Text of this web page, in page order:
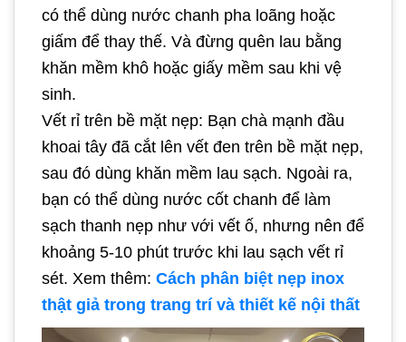
có thể dùng nước chanh pha loãng hoặc
giấm để thay thế. Và đừng quên lau bằng
khăn mềm khô hoặc giấy mềm sau khi vệ
sinh.
Vết rỉ trên bề mặt nẹp: Bạn chà mạnh đầu
khoai tây đã cắt lên vết đen trên bề mặt nẹp,
sau đó dùng khăn mềm lau sạch. Ngoài ra,
bạn có thể dùng nước cốt chanh để làm
sạch thanh nẹp như với vết ố, nhưng nên để
khoảng 5-10 phút trước khi lau sạch vết rỉ
sét. Xem thêm: Cách phân biệt nẹp inox
thật giả trong trang trí và thiết kế nội thất